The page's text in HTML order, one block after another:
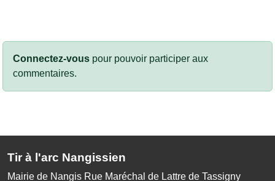
Connectez-vous pour pouvoir participer aux
commentaires.
Tir à l'arc Nangissien
Mairie de Nangis Rue Maréchal de Lattre de Tassigny